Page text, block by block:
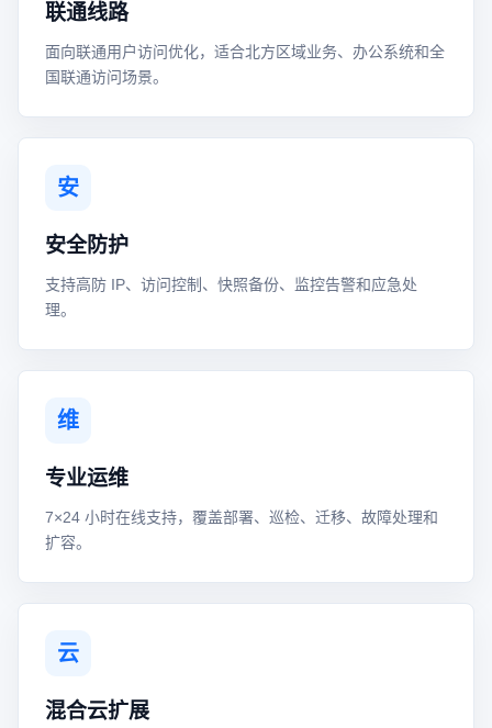
联通线路
面向联通用户访问优化，适合北方区域业务、办公系统和全
国联通访问场景。
安
安全防护
支持高防 IP、访问控制、快照备份、监控告警和应急处
理。
维
专业运维
7×24 小时在线支持，覆盖部署、巡检、迁移、故障处理和
扩容。
云
混合云扩展